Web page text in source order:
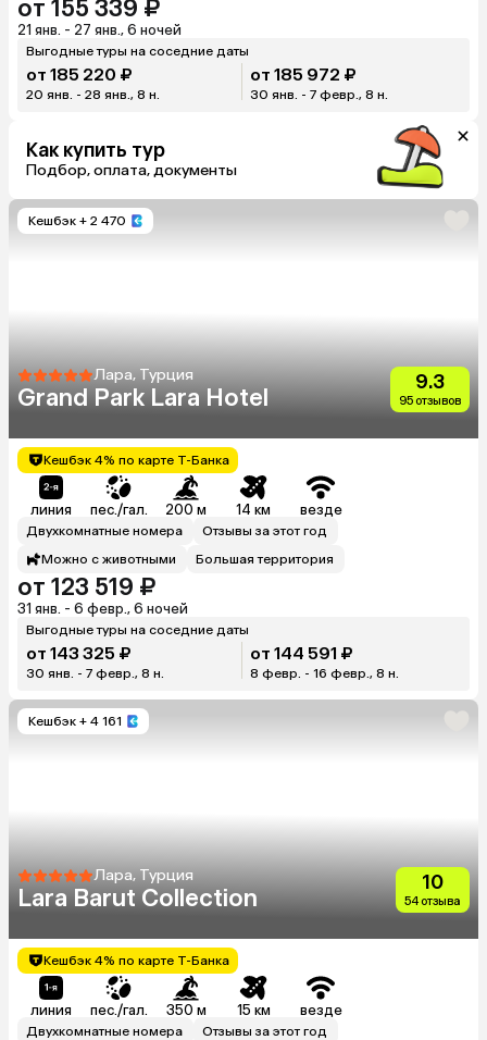
от 155 339 ₽
21 янв. - 27 янв., 6 ночей
Выгодные туры на соседние даты
от 185 220 ₽
20 янв. - 28 янв., 8 н.
от 185 972 ₽
30 янв. - 7 февр., 8 н.
Как купить тур
Подбор, оплата, документы
Кешбэк + 2 470
Лара, Турция
Grand Park Lara Hotel
9.3
95 отзывов
Кешбэк 4% по карте Т-Банка
линия пес./гал. 200 м 14 км везде
Двухкомнатные номера
Отзывы за этот год
Можно с животными
Большая территория
от 123 519 ₽
31 янв. - 6 февр., 6 ночей
Выгодные туры на соседние даты
от 143 325 ₽
30 янв. - 7 февр., 8 н.
от 144 591 ₽
8 февр. - 16 февр., 8 н.
Кешбэк + 4 161
Лара, Турция
Lara Barut Collection
10
54 отзыва
Кешбэк 4% по карте Т-Банка
линия пес./гал. 350 м 15 км везде
Двухкомнатные номера
Отзывы за этот год